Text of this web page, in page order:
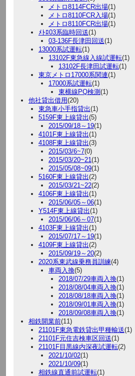
メトロ8114FCR出場(1)
メトロ8110FCR入場(1)
メトロ8110FCR出場(1)
ﾒﾄﾛ03系臨時回送(1)
03-136F長津田回送(1)
13000系試運転(1)
13102F東急線入線試運転(1)
13102F長津田試運転(1)
東京メトロ17000系関連(1)
17000系試運転(1)
東横線PQ検測 (1)
他社貸出借用(20)
東急車小手指貸出(1)
5159F東上線貸出(5)
2015/09/18～19(1)
4101F東上線貸出(1)
4108F東上線貸出(3)
2015/03/6~7(0)
2015/03/20~21(1)
2015/05/08~09(1)
5160F東上線貸出(2)
2015/03/21~22(2)
4106F東上線貸出(1)
2015/06/05～06(1)
Y514F東上線貸出(1)
2015/06/06～07(1)
4103F東上線貸出(1)
2015/07/17～19(1)
4109F東上線貸出(2)
2015/09/19～20(2)
2020系東武線乗務員訓練(4)
車両入換(5)
2018/07/29車両入換(1)
2018/08/04車両入換(1)
2018/08/18車両入換(1)
2018/09/01車両入換(1)
2018/09/08車両入換(1)
相鉄開業前(11)
21101F東急電鉄貸出甲種輸送(1)
21101F元住吉検車区回送(1)
21101F目黒線内深夜試運転(2)
2021/10/02(1)
2021/10/09(1)
相鉄線直通前試運転(1)